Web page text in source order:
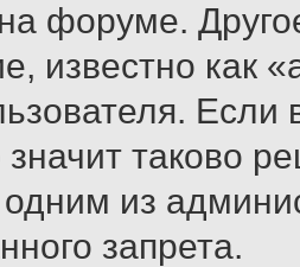
форуме.
известно как
значит таково
одним из
запрета.